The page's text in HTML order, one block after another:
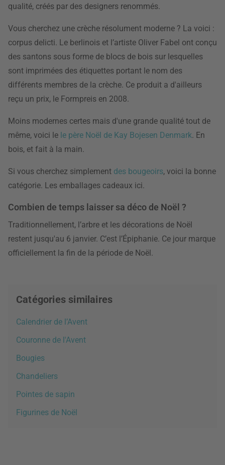
qualité, créés par des designers renommés.
Vous cherchez une crèche résolument moderne ? La voici :
corpus delicti. Le berlinois et l’artiste Oliver Fabel ont conçu
des santons sous forme de blocs de bois sur lesquelles
sont imprimées des étiquettes portant le nom des
différents membres de la crèche. Ce produit a d'ailleurs
reçu un prix, le Formpreis en 2008.
Moins modernes certes mais d'une grande qualité tout de
même, voici le le père Noël de Kay Bojesen Denmark. En
bois, et fait à la main.
Si vous cherchez simplement des bougeoirs, voici la bonne
catégorie. Les emballages cadeaux ici.
Combien de temps laisser sa déco de Noël ?
Traditionnellement, l’arbre et les décorations de Noël
restent jusqu'au 6 janvier. C’est l’Épiphanie. Ce jour marque
officiellement la fin de la période de Noël.
Catégories similaires
Calendrier de l’Avent
Couronne de l'Avent
Bougies
Chandeliers
Pointes de sapin
Figurines de Noël